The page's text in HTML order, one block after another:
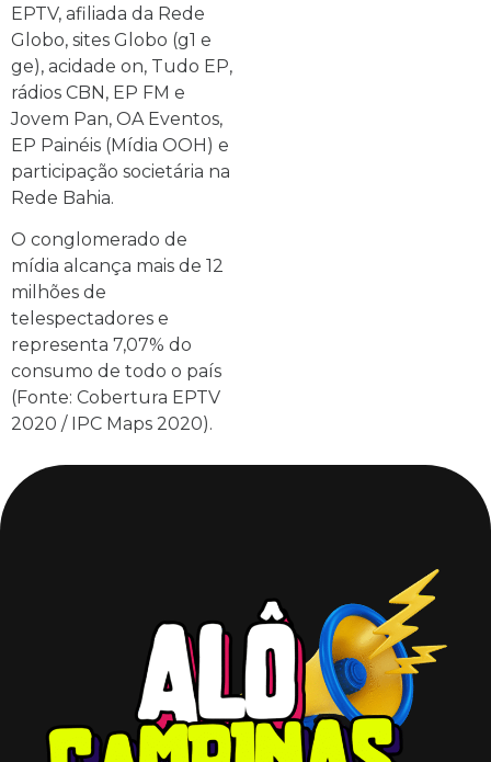
EPTV, afiliada da Rede
Globo, sites Globo (g1 e
ge), acidade on, Tudo EP,
rádios CBN, EP FM e
Jovem Pan, OA Eventos,
EP Painéis (Mídia OOH) e
participação societária na
Rede Bahia.
O conglomerado de
mídia alcança mais de 12
milhões de
telespectadores e
representa 7,07% do
consumo de todo o país
(Fonte: Cobertura EPTV
2020 / IPC Maps 2020).